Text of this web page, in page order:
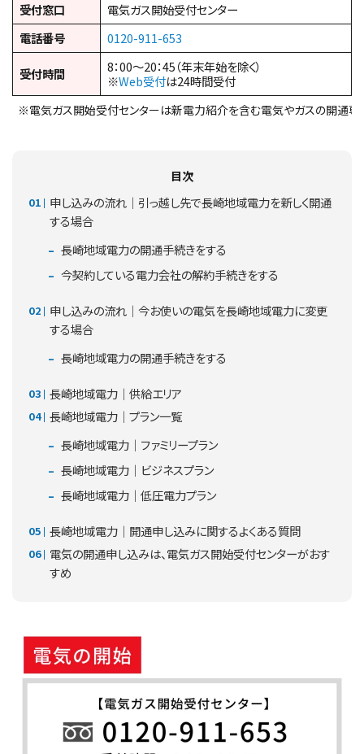
受付窓口
電気ガス開始受付センター
電話番号
0120-911-653
受付時間
8：00～20：45（年末年始を除く）
※Web受付は24時間受付
※電気ガス開始受付センターは新電力紹介を含む電気やガスの開通専
目次
申し込みの流れ｜引っ越し先で長崎地域電力を新しく開通
する場合
長崎地域電力の開通手続きをする
今契約している電力会社の解約手続きをする
申し込みの流れ｜今お使いの電気を長崎地域電力に変更
する場合
長崎地域電力の開通手続きをする
長崎地域電力｜供給エリア
長崎地域電力｜プラン一覧
長崎地域電力｜ファミリープラン
長崎地域電力｜ビジネスプラン
長崎地域電力｜低圧電力プラン
長崎地域電力｜開通申し込みに関するよくある質問
電気の開通申し込みは、電気ガス開始受付センターがおす
すめ